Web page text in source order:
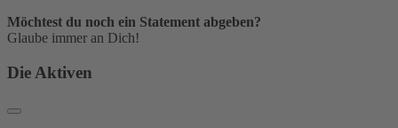
Möchtest du noch ein Statement abgeben?
Glaube immer an Dich!
Die Aktiven